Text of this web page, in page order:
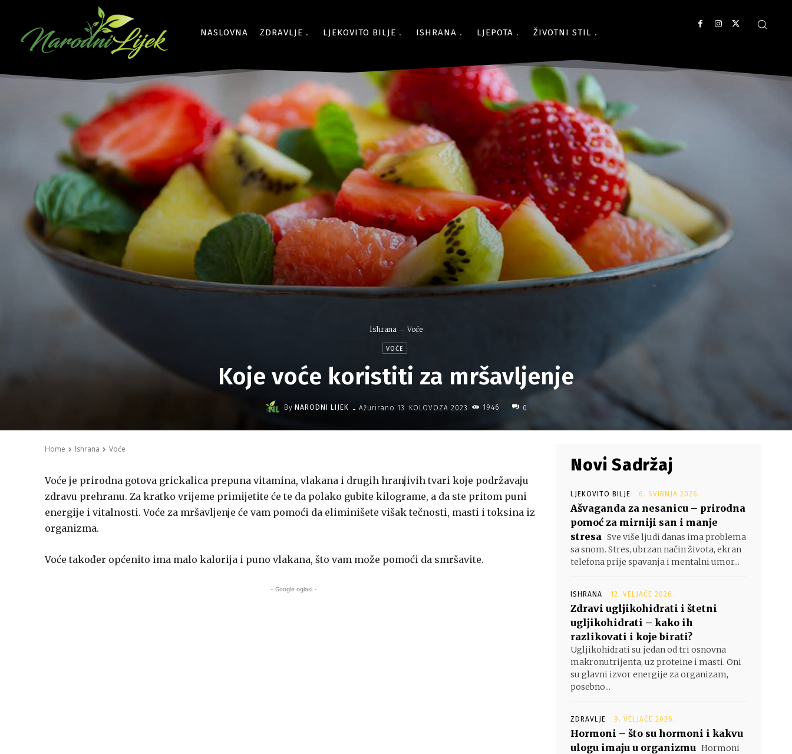
NASLOVNA ZDRAVLJE LJEKOVITO BILJE ISHRANA LJEPOTA ŽIVOTNI STIL
Ishrana Voće
VOĆE
Koje voće koristiti za mršavljenje
By NARODNI LIJEK - Ažurirano 13. KOLOVOZA 2023. 1946 0
Home Ishrana Voće
Voće je prirodna gotova grickalica prepuna vitamina, vlakana i drugih hranjivih tvari koje podržavaju
zdravu prehranu. Za kratko vrijeme primijetite će te da polako gubite kilograme, a da ste pritom puni
energije i vitalnosti. Voće za mršavljenje će vam pomoći da eliminišete višak tečnosti, masti i toksina iz
organizma.
Voće također općenito ima malo kalorija i puno vlakana, što vam može pomoći da smršavite.
- Google oglasi -
Novi Sadržaj
LJEKOVITO BILJE 6. SVIBNJA 2026.
Ašvaganda za nesanicu – prirodna
pomoć za mirniji san i manje
stresa Sve više ljudi danas ima problema
sa snom. Stres, ubrzan način života, ekran
telefona prije spavanja i mentalni umor...
ISHRANA 12. VELJAČE 2026.
Zdravi ugljikohidrati i štetni
ugljikohidrati – kako ih
razlikovati i koje birati?
Ugljikohidrati su jedan od tri osnovna
makronutrijenta, uz proteine i masti. Oni
su glavni izvor energije za organizam,
posebno...
ZDRAVLJE 9. VELJAČE 2026.
Hormoni – što su hormoni i kakvu
ulogu imaju u organizmu Hormoni